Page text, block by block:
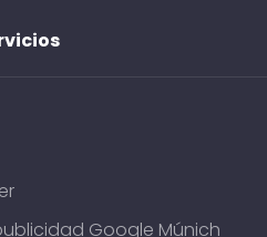
Google Múnich